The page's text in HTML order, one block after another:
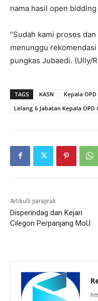
nama hasil open
“Sudah kami proses
menunggu
pungkas Jubaedi. (Ully/
TAGS KASN
Kepala
Lelang 6 Jabatan Kepala OPD
Artikulli paraprak
Disperindag dan Kejari
Cilegon Perpanjang MoU